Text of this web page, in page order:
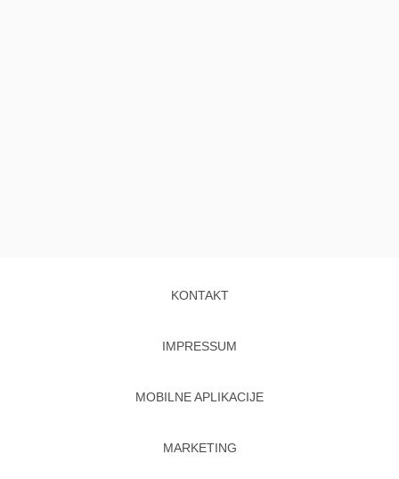
KONTAKT
IMPRESSUM
MOBILNE APLIKACIJE
MARKETING